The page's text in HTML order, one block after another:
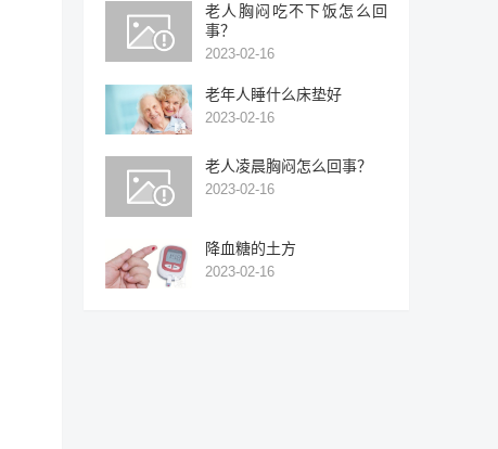
老人胸闷吃不下饭怎么回
事？
2023-02-16
老年人睡什么床垫好
2023-02-16
老人凌晨胸闷怎么回事？
2023-02-16
降血糖的土方
2023-02-16